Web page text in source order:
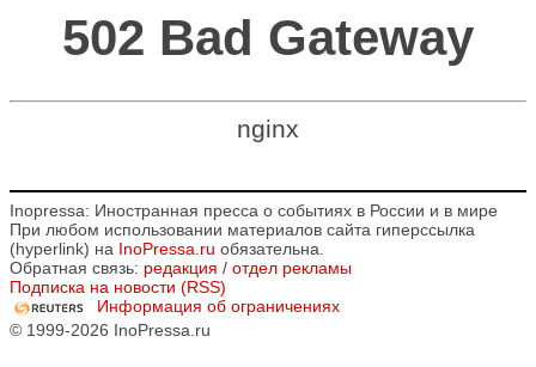
502 Bad Gateway
nginx
Inopressa: Иностранная пресса о событиях в России и в мире
При любом использовании материалов сайта гиперссылка
(hyperlink) на InoPressa.ru обязательна.
Обратная связь: редакция / отдел рекламы
Подписка на новости (RSS)
Информация об ограничениях
© 1999-2026 InoPressa.ru